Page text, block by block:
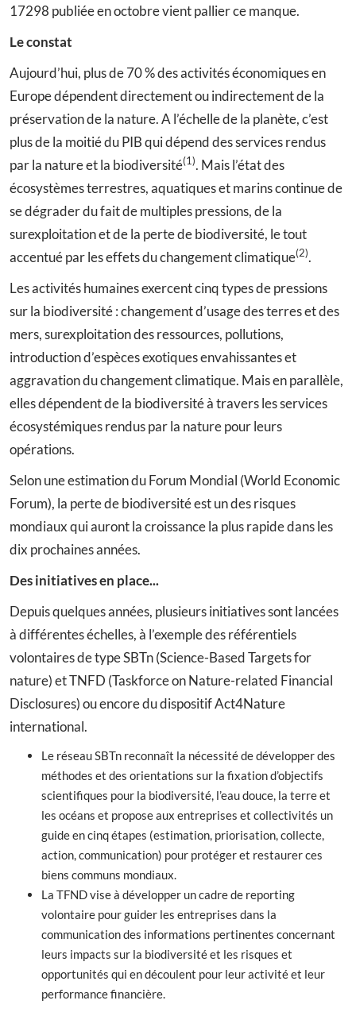
17298 publiée en octobre vient pallier ce manque.
Le constat
Aujourd’hui, plus de 70 % des activités économiques en
Europe dépendent directement ou indirectement de la
préservation de la nature. A l’échelle de la planète, c’est
plus de la moitié du PIB qui dépend des services rendus
par la nature et la biodiversité(1). Mais l’état des
écosystèmes terrestres, aquatiques et marins continue de
se dégrader du fait de multiples pressions, de la
surexploitation et de la perte de biodiversité, le tout
accentué par les effets du changement climatique(2).
Les activités humaines exercent cinq types de pressions
sur la biodiversité : changement d’usage des terres et des
mers, surexploitation des ressources, pollutions,
introduction d’espèces exotiques envahissantes et
aggravation du changement climatique. Mais en parallèle,
elles dépendent de la biodiversité à travers les services
écosystémiques rendus par la nature pour leurs
opérations.
Selon une estimation du Forum Mondial (World Economic
Forum), la perte de biodiversité est un des risques
mondiaux qui auront la croissance la plus rapide dans les
dix prochaines années.
Des initiatives en place...
Depuis quelques années, plusieurs initiatives sont lancées
à différentes échelles, à l’exemple des référentiels
volontaires de type SBTn (Science-Based Targets for
nature) et TNFD (Taskforce on Nature-related Financial
Disclosures) ou encore du dispositif Act4Nature
international.
Le réseau SBTn reconnaît la nécessité de développer des
méthodes et des orientations sur la fixation d’objectifs
scientifiques pour la biodiversité, l’eau douce, la terre et
les océans et propose aux entreprises et collectivités un
guide en cinq étapes (estimation, priorisation, collecte,
action, communication) pour protéger et restaurer ces
biens communs mondiaux.
La TFND vise à développer un cadre de reporting
volontaire pour guider les entreprises dans la
communication des informations pertinentes concernant
leurs impacts sur la biodiversité et les risques et
opportunités qui en découlent pour leur activité et leur
performance financière.